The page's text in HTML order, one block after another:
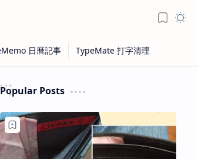
Popular Posts